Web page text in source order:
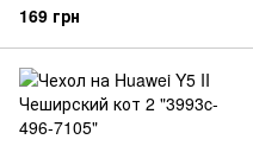
169 грн